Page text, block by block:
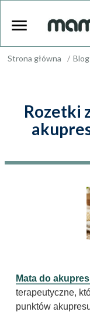
Strona główna Blog
Rozetki
Mata do
terapeutyczne,
punktów